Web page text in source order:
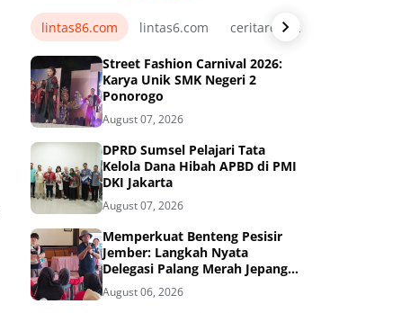
lintas86.com lintas6.com ceritarelawan.my.id
Street Fashion Carnival 2026:
Karya Unik SMK Negeri 2
Ponorogo
August 07, 2026
DPRD Sumsel Pelajari Tata
Kelola Dana Hibah APBD di PMI
DKI Jakarta
August 07, 2026
Memperkuat Benteng Pesisir
Jember: Langkah Nyata
Delegasi Palang Merah Jepang
Dampingi Relawan dan Sekolah
Tangguh Bencana
August 06, 2026